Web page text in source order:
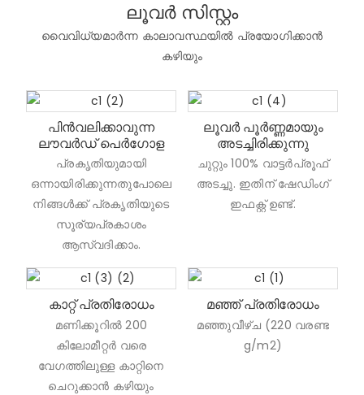
ലൂവർ സിസ്റ്റം
വൈവിധ്യമാർന്ന കാലാവസ്ഥയിൽ പ്രയോഗിക്കാൻ
കഴിയും
പിൻവലിക്കാവുന്ന
ലൗവർഡ് പെർഗോള
പ്രകൃതിയുമായി
ഒന്നായിരിക്കുന്നതുപോലെ
നിങ്ങൾക്ക് പ്രകൃതിയുടെ
സൂര്യപ്രകാശം
ആസ്വദിക്കാം.
ലൂവർ പൂർണ്ണമായും
അടച്ചിരിക്കുന്നു
ചുറ്റും 100% വാട്ടർപ്രൂഫ്
അടച്ചു. ഇതിന് ഷേഡിംഗ്
ഇഫക്റ്റ് ഉണ്ട്.
കാറ്റ് പ്രതിരോധം
മണിക്കൂറിൽ 200
കിലോമീറ്റർ വരെ
വേഗത്തിലുള്ള കാറ്റിനെ
ചെറുക്കാൻ കഴിയും
മഞ്ഞ് പ്രതിരോധം
മഞ്ഞുവീഴ്ച (220 വരണ്ട
g/m2)